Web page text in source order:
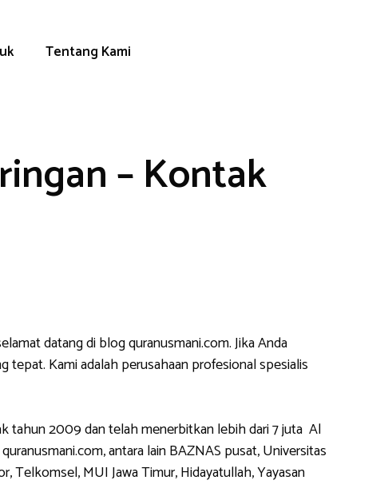
Tentang Kami
– Kontak
datang di blog quranusmani.com. Jika Anda
Kami adalah perusahaan profesional spesialis
tahun 2009 dan telah menerbitkan lebih dari 7 juta Al
antara lain BAZNAS pusat, Universitas
Telkomsel, MUI Jawa Timur, Hidayatullah, Yayasan